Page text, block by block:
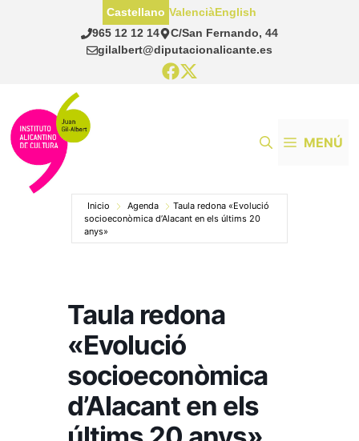
965 12 12 14
C/San Fernando, 44
gilalbert@diputacionalicante.es
Castellano ValenciàEnglish
MENÚ
Inicio Agenda
Taula redona «Evolució
socioeconòmica d’Alacant en els últims 20
anys»
Taula redona
«Evolució
socioeconòmica
d’Alacant en els